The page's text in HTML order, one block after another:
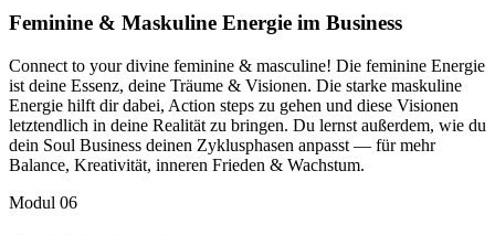
Feminine & Maskuline Energie im Business
Connect to your divine feminine & masculine! Die feminine Energie
ist deine Essenz, deine Träume & Visionen. Die starke maskuline
Energie hilft dir dabei, Action steps zu gehen und diese Visionen
letztendlich in deine Realität zu bringen. Du lernst außerdem, wie du
dein Soul Business deinen Zyklusphasen anpasst — für mehr
Balance, Kreativität, inneren Frieden & Wachstum.
Modul 06